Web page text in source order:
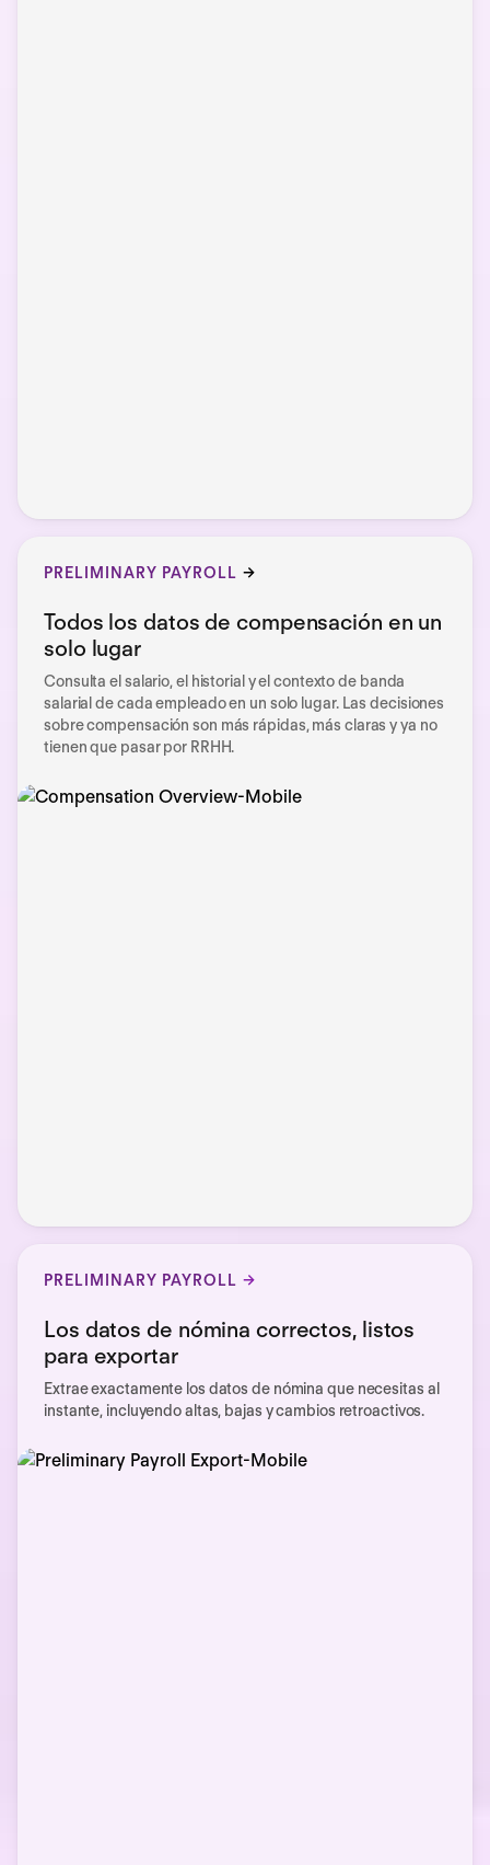
PRELIMINARY PAYROLL
Todos los datos de compensación en un
solo lugar
Consulta el salario, el historial y el contexto de banda
salarial de cada empleado en un solo lugar. Las decisiones
sobre compensación son más rápidas, más claras y ya no
tienen que pasar por RRHH.
PRELIMINARY PAYROLL
Los datos de nómina correctos, listos
para exportar
Extrae exactamente los datos de nómina que necesitas al
instante, incluyendo altas, bajas y cambios retroactivos.